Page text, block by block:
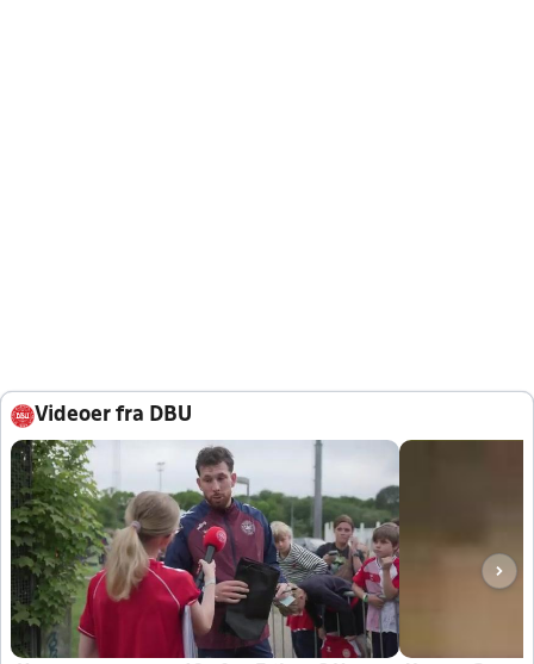
Videoer fra DBU